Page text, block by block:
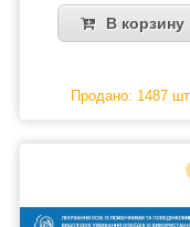
В корзину
Продано: 1487 шт.